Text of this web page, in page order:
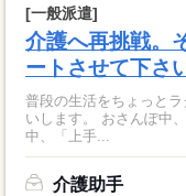
[一般派遣]
介護へ再挑戦。
ートさせて下さ
普段の生活をちょっと
いします。 おさんぽ中、転ばないように カラダを支える。 お絵描き
中、「上手...
介護助手